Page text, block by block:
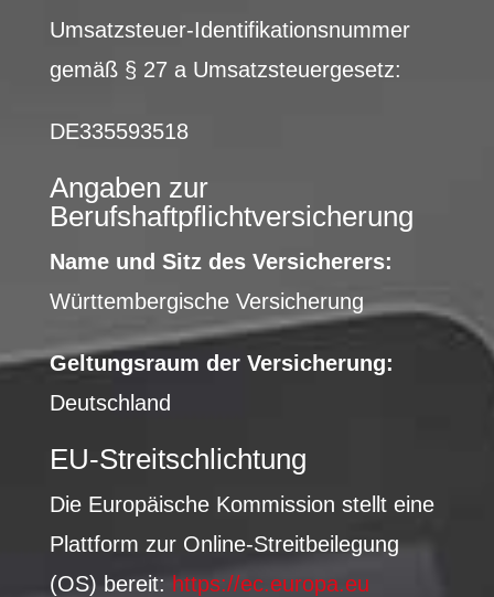
Umsatzsteuer-Identifikationsnummer
gemäß § 27 a Umsatzsteuergesetz:
DE335593518
Angaben zur
Berufshaftpflichtversicherung
Name und Sitz des Versicherers:
Württembergische Versicherung
Geltungsraum der Versicherung:
Deutschland
EU-Streitschlichtung
Die Europäische Kommission stellt eine
Plattform zur Online-Streitbeilegung
(OS) bereit: https://ec.europa.eu